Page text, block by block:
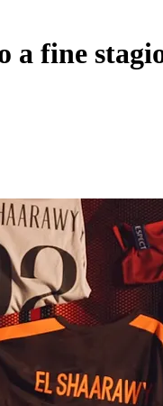
a fine